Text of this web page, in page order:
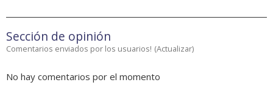
Sección de opinión
Comentarios enviados por los usuarios! (Actualizar)
No hay comentarios por el momento